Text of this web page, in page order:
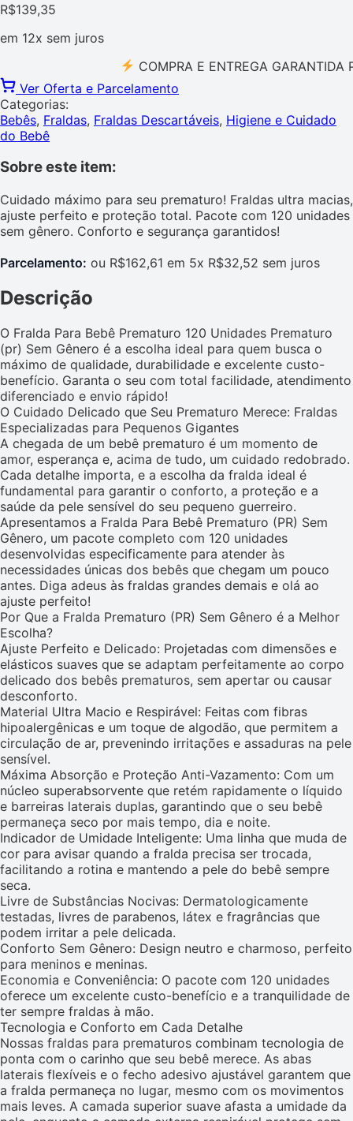
R$139,35
em 12x sem juros
COMPRA E ENTREGA GARANTIDA
Ver Oferta e Parcelamento
Categorias:
Bebês, Fraldas, Fraldas Descartáveis, Higiene e Cuidado
do Bebê
Sobre este item:
Cuidado máximo para seu prematuro! Fraldas ultra macias,
ajuste perfeito e proteção total. Pacote com 120 unidades
sem gênero. Conforto e segurança garantidos!
Parcelamento: ou R$162,61 em 5x R$32,52 sem juros
Descrição
O Fralda Para Bebê Prematuro 120 Unidades Prematuro
(pr) Sem Gênero é a escolha ideal para quem busca o
máximo de qualidade, durabilidade e excelente custo-
benefício. Garanta o seu com total facilidade, atendimento
diferenciado e envio rápido!
O Cuidado Delicado que Seu Prematuro Merece: Fraldas
Especializadas para Pequenos Gigantes
A chegada de um bebê prematuro é um momento de
amor, esperança e, acima de tudo, um cuidado redobrado.
Cada detalhe importa, e a escolha da fralda ideal é
fundamental para garantir o conforto, a proteção e a
saúde da pele sensível do seu pequeno guerreiro.
Apresentamos a Fralda Para Bebê Prematuro (PR) Sem
Gênero, um pacote completo com 120 unidades
desenvolvidas especificamente para atender às
necessidades únicas dos bebês que chegam um pouco
antes. Diga adeus às fraldas grandes demais e olá ao
ajuste perfeito!
Por Que a Fralda Prematuro (PR) Sem Gênero é a Melhor
Escolha?
Ajuste Perfeito e Delicado: Projetadas com dimensões e
elásticos suaves que se adaptam perfeitamente ao corpo
delicado dos bebês prematuros, sem apertar ou causar
desconforto.
Material Ultra Macio e Respirável: Feitas com fibras
hipoalergênicas e um toque de algodão, que permitem a
circulação de ar, prevenindo irritações e assaduras na pele
sensível.
Máxima Absorção e Proteção Anti-Vazamento: Com um
núcleo superabsorvente que retém rapidamente o líquido
e barreiras laterais duplas, garantindo que o seu bebê
permaneça seco por mais tempo, dia e noite.
Indicador de Umidade Inteligente: Uma linha que muda de
cor para avisar quando a fralda precisa ser trocada,
facilitando a rotina e mantendo a pele do bebê sempre
seca.
Livre de Substâncias Nocivas: Dermatologicamente
testadas, livres de parabenos, látex e fragrâncias que
podem irritar a pele delicada.
Conforto Sem Gênero: Design neutro e charmoso, perfeito
para meninos e meninas.
Economia e Conveniência: O pacote com 120 unidades
oferece um excelente custo-benefício e a tranquilidade de
ter sempre fraldas à mão.
Tecnologia e Conforto em Cada Detalhe
Nossas fraldas para prematuros combinam tecnologia de
ponta com o carinho que seu bebê merece. As abas
laterais flexíveis e o fecho adesivo ajustável garantem que
a fralda permaneça no lugar, mesmo com os movimentos
mais leves. A camada superior suave afasta a umidade da